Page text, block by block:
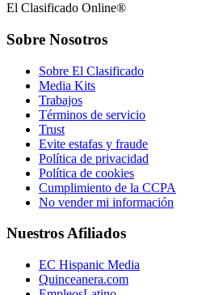
El Clasificado Online®
Sobre Nosotros
Sobre El Clasificado
Media Kits
Trabajos
Términos de servicio
Trust
Evite estafas y fraude
Política de privacidad
Política de cookies
Cumplimiento de la CCPA
No vender mi información
Nuestros Afiliados
EC Hispanic Media
Quinceanera.com